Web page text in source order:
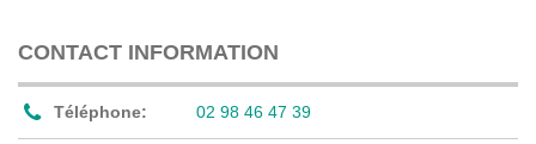
CONTACT INFORMATION
Téléphone: 02 98 46 47 39